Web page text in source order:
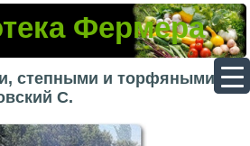
Фермера
степными и торфяными
С.